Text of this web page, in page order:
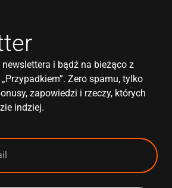
newslettera i bądź na bieżąco z
Zero spamu, tylko
zapowiedzi i rzeczy, których
indziej.